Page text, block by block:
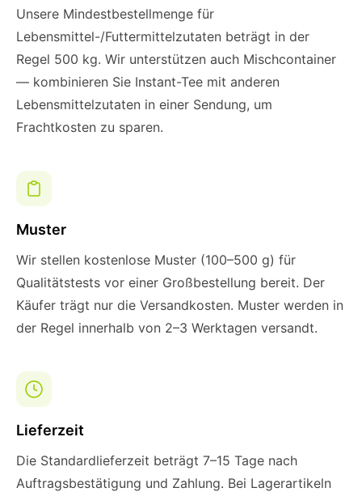
Unsere Mindestbestellmenge für
Lebensmittel-/Futtermittelzutaten beträgt in der
Regel 500 kg. Wir unterstützen auch Mischcontainer
— kombinieren Sie Instant-Tee mit anderen
Lebensmittelzutaten in einer Sendung, um
Frachtkosten zu sparen.
Muster
Wir stellen kostenlose Muster (100–500 g) für
Qualitätstests vor einer Großbestellung bereit. Der
Käufer trägt nur die Versandkosten. Muster werden in
der Regel innerhalb von 2–3 Werktagen versandt.
Lieferzeit
Die Standardlieferzeit beträgt 7–15 Tage nach
Auftragsbestätigung und Zahlung. Bei Lagerartikeln